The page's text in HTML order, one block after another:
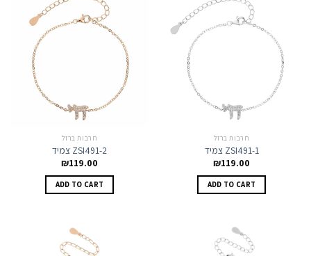
חרבות ברזל
צמיד ZSI491-2
₪119.00
ADD TO CART
חרבות ברזל
צמיד ZSI491-1
₪119.00
ADD TO CART